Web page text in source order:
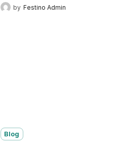
by Festino Admin
Blog